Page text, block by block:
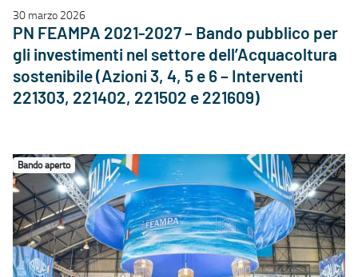
30 marzo 2026
PN FEAMPA 2021-2027 – Bando pubblico per
gli investimenti nel settore dell’Acquacoltura
sostenibile (Azioni 3, 4, 5 e 6 – Interventi
221303, 221402, 221502 e 221609)
Bando aperto